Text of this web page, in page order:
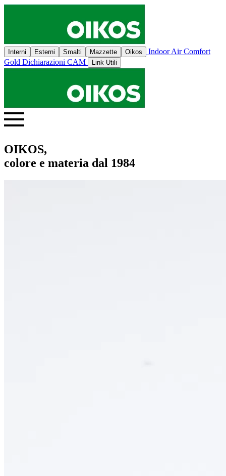
Interni Esterni Smalti Mazzette Oikos
Indoor Air Comfort
Gold Dichiarazioni CAM Link Utili
OIKOS,
colore e materia dal 1984